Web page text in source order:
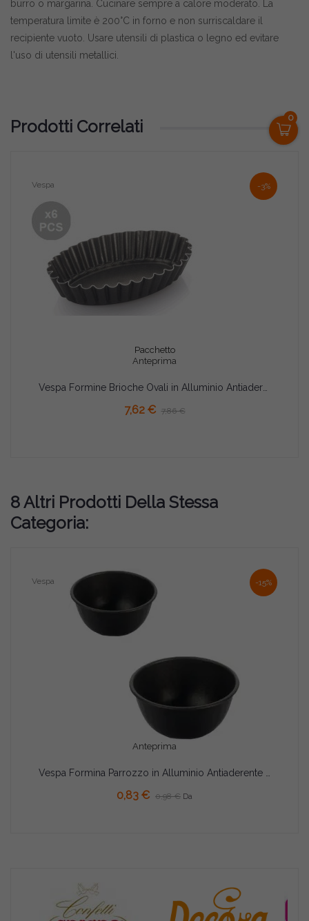
0
burro o margarina. Cucinare sempre a calore moderato. La
temperatura limite è 200°C in forno e non surriscaldare il
recipiente vuoto. Usare utensili di plastica o legno ed evitare
l'uso di utensili metallici.
Prodotti Correlati
-3%
Pacchetto
Anteprima
Vespa
7,62 € 7,86 €
8 Altri Prodotti Della Stessa
Categoria:
-15%
Anteprima
Vespa
0,83 € 0,98 € Da